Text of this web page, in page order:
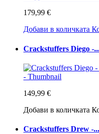
179,99 €
Добави в количката
Crackstuffers Diego -
149,99 €
Добави в количката
Crackstuffers Drew -...